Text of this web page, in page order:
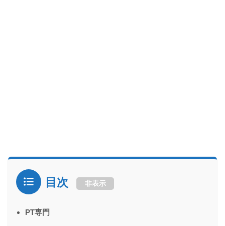
目次 非表示
PT専門